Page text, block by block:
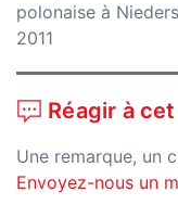
polonaise à
2011
Réagir à
Une remarque, un
Envoyez-nous un